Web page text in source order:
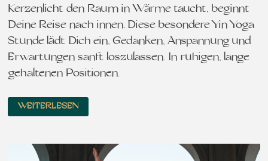
Kerzenlicht den Raum in Wärme taucht, beginnt
Deine Reise nach innen. Diese besondere Yin Yoga
Stunde lädt Dich ein, Gedanken, Anspannung und
Erwartungen sanft loszulassen. In ruhigen, lange
gehaltenen Positionen…
WEITERLESEN